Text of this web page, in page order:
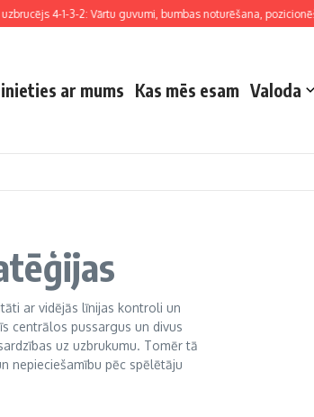
4-1-3-2: Vārtu guvumi, bumbas noturēšana, pozicionēšana
ar mums Kas mēs esam Valoda
ar vidējās līnijas kontroli un
centrālos pussargus un divus
uz uzbrukumu. Tomēr tā
nepieciešamību pēc spēlētāju